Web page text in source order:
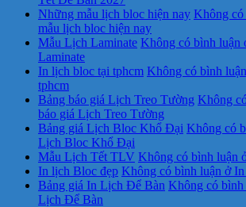
Những mẫu lịch bloc hiện nay Không có
mẫu lịch bloc hiện nay
Mẫu Lịch Laminate Không có bình luận
Laminate
In lịch bloc tại tphcm Không có bình luận
tphcm
Bảng báo giá Lịch Treo Tường Không
báo giá Lịch Treo Tường
Bảng giá Lịch Bloc Khổ Đại Không có
Lịch Bloc Khổ Đại
Mẫu Lịch Tết TLV Không có bình luận
In lịch Bloc đẹp Không có bình luận ở
Bảng giá In Lịch Để Bàn Không có bình
Lịch Để Bàn